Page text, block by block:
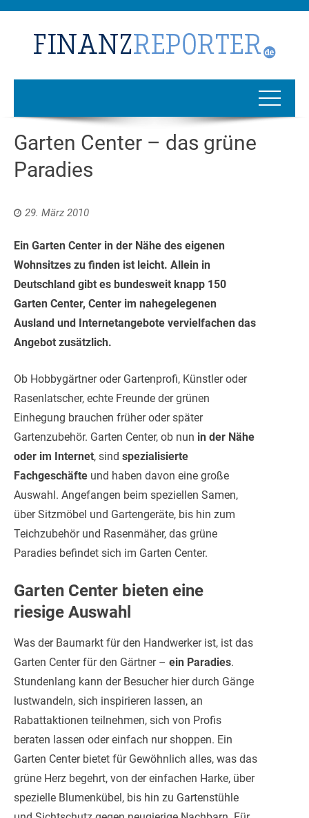
Garten Center – das grüne
Paradies
29. März 2010
Ein Garten Center in der Nähe des eigenen
Wohnsitzes zu finden ist leicht. Allein in
Deutschland gibt es bundesweit knapp 150
Garten Center, Center im nahegelegenen
Ausland und Internetangebote vervielfachen das
Angebot zusätzlich.
Ob Hobbygärtner oder Gartenprofi, Künstler oder
Rasenlatscher, echte Freunde der grünen
Einhegung brauchen früher oder später
Gartenzubehör. Garten Center, ob nun in der Nähe
oder im Internet, sind spezialisierte
Fachgeschäfte und haben davon eine große
Auswahl. Angefangen beim speziellen Samen,
über Sitzmöbel und Gartengeräte, bis hin zum
Teichzubehör und Rasenmäher, das grüne
Paradies befindet sich im Garten Center.
Garten Center bieten eine
riesige Auswahl
Was der Baumarkt für den Handwerker ist, ist das
Garten Center für den Gärtner – ein Paradies.
Stundenlang kann der Besucher hier durch Gänge
lustwandeln, sich inspirieren lassen, an
Rabattaktionen teilnehmen, sich von Profis
beraten lassen oder einfach nur shoppen. Ein
Garten Center bietet für Gewöhnlich alles, was das
grüne Herz begehrt, von der einfachen Harke, über
spezielle Blumenkübel, bis hin zu Gartenstühle